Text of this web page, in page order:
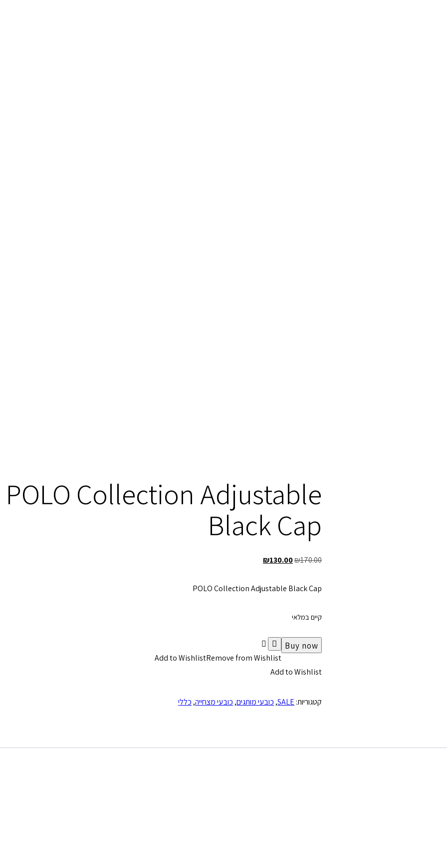
POLO Collection Adjustable
Black Cap
₪170.00
המחיר
היה:
₪130.00
המחיר
הוא:
POLO Collection Adjustable Black Cap
קיים במלאי
כמות
POLO
Adjustable
Buy now
Add to WishlistRemove from Wishlist
Add to Wishlist
קטגוריות: SALE
, כובעי מותגים, כובעי מצחייה, כללי